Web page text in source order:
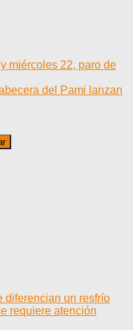
miércoles 22, paro de
del Pami lanzan
diferencian un resfrío
requiere atención